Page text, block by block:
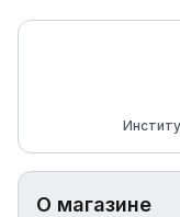
О магазине